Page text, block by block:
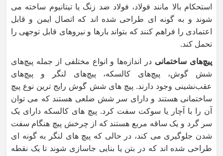
استحکام بالا مانند فولاد، فولاد ضد زنگ یا تیتانیوم ساخته می
شوند و به گونه ای طراحی شده اند که اتصال ایمن و قابل
اعتمادی را فراهم کنند که بتواند بارها و نیروهای قابل توجهی را
تحمل کند.
پیچ‌های ساختمانی در اندازه‌ها و انواع مختلفی از جمله پیچ‌های
شش گوش، پیچ‌های کالسکه، پیچ‌های لنگر و پیچ‌های
عقب‌نشینی وجود دارند. پیچ های شش گوش رایج ترین نوع پیچ
ساختمانی هستند و دارای سر شش ضلعی هستند که می توان
آن را با آچار یا سوکت سفت کرد. پیچ های کالسکه دارای یک
سر گرد و یک ساقه مربع هستند که از چرخش پیچ هنگام سفت
شدن جلوگیری می کند، در حالی که پیچ های لنگر به گونه ای
طراحی شده اند که در بتن یا بنایی جاسازی شوند تا یک نقطه